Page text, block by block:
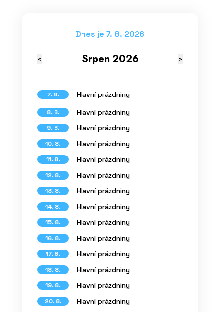
Dnes je 7. 8. 2026
< Srpen 2026 >
7. 8. Hlavní prázdniny
8. 8. Hlavní prázdniny
9. 8. Hlavní prázdniny
10. 8. Hlavní prázdniny
11. 8. Hlavní prázdniny
12. 8. Hlavní prázdniny
13. 8. Hlavní prázdniny
14. 8. Hlavní prázdniny
15. 8. Hlavní prázdniny
16. 8. Hlavní prázdniny
17. 8. Hlavní prázdniny
18. 8. Hlavní prázdniny
19. 8. Hlavní prázdniny
20. 8. Hlavní prázdniny